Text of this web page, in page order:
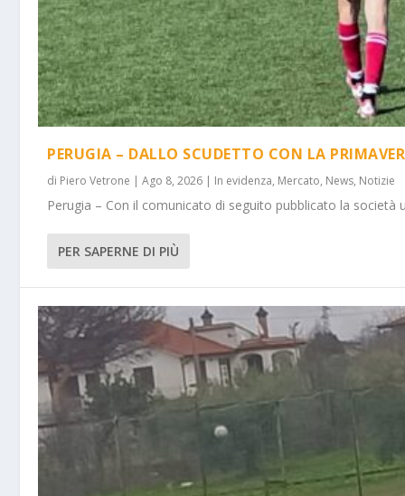
PERUGIA – DALLO SCUDETTO CON LA
di Piero Vetrone |Ago 8, 2026 | In evidenza, Mercato, News, Notizie
Perugia – Con il comunicato di seguito pubblicato la società
PER SAPERNE DI PIÙ